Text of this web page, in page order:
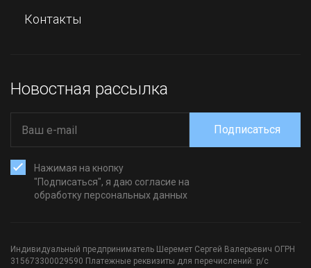
Контакты
Новостная рассылка
Нажимая на кнопку
"Подписаться", я даю согласие на
обработку персональных данных
Подписаться
Индивидуальный предприниматель Шеремет Сергей Валерьевич ОГРН
315673300029590 Платежные реквизиты для перечислений: р/с